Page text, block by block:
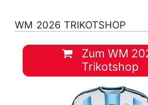
WM 2026 TRIKOTSHOP
Zum WM
Trikotshop